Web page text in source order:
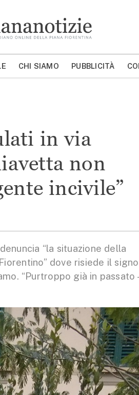
NASCONDI CERCA
CHI SIAMO PUBBLICITÀ
in via
non
incivile”
“la situazione della
dove risiede il
“Purtroppo già in passato